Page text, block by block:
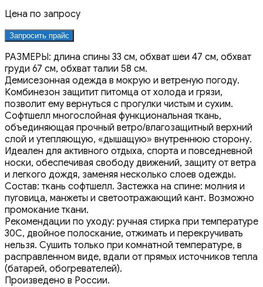
Цена по запросу
Запросить прайс
РАЗМЕРЫ: длина спины 33 см, обхват шеи 47 см, обхват
груди 67 см, обхват талии 58 см.
Демисезонная одежда в мокрую и ветреную погоду.
Комбинезон защитит питомца от холода и грязи,
позволит ему вернуться с прогулки чистым и сухим.
Софтшелл многослойная функциональная ткань,
объединяющая прочный ветро/влагозащитный верхний
слой и утепляющую, «дышащую» внутреннюю сторону.
Идеален для активного отдыха, спорта и повседневной
носки, обеспечивая свободу движений, защиту от ветра
и легкого дождя, заменяя несколько слоев одежды.
Состав: ткань софтшелл. Застежка на спине: молния и
пуговица, манжеты и светоотражающий кант. Возможно
промокание ткани.
Рекомендации по уходу: ручная стирка при температуре
30С, двойное полоскание, отжимать и перекручивать
нельзя. Сушить только при комнатной температуре, в
расправленном виде, вдали от прямых источников тепла
(батарей, обогревателей).
Произведено в России.